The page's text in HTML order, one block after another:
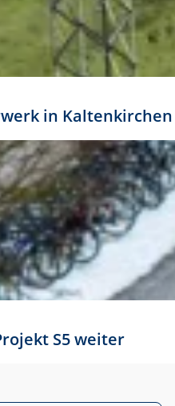
in Kaltenkirchen
S5 weiter